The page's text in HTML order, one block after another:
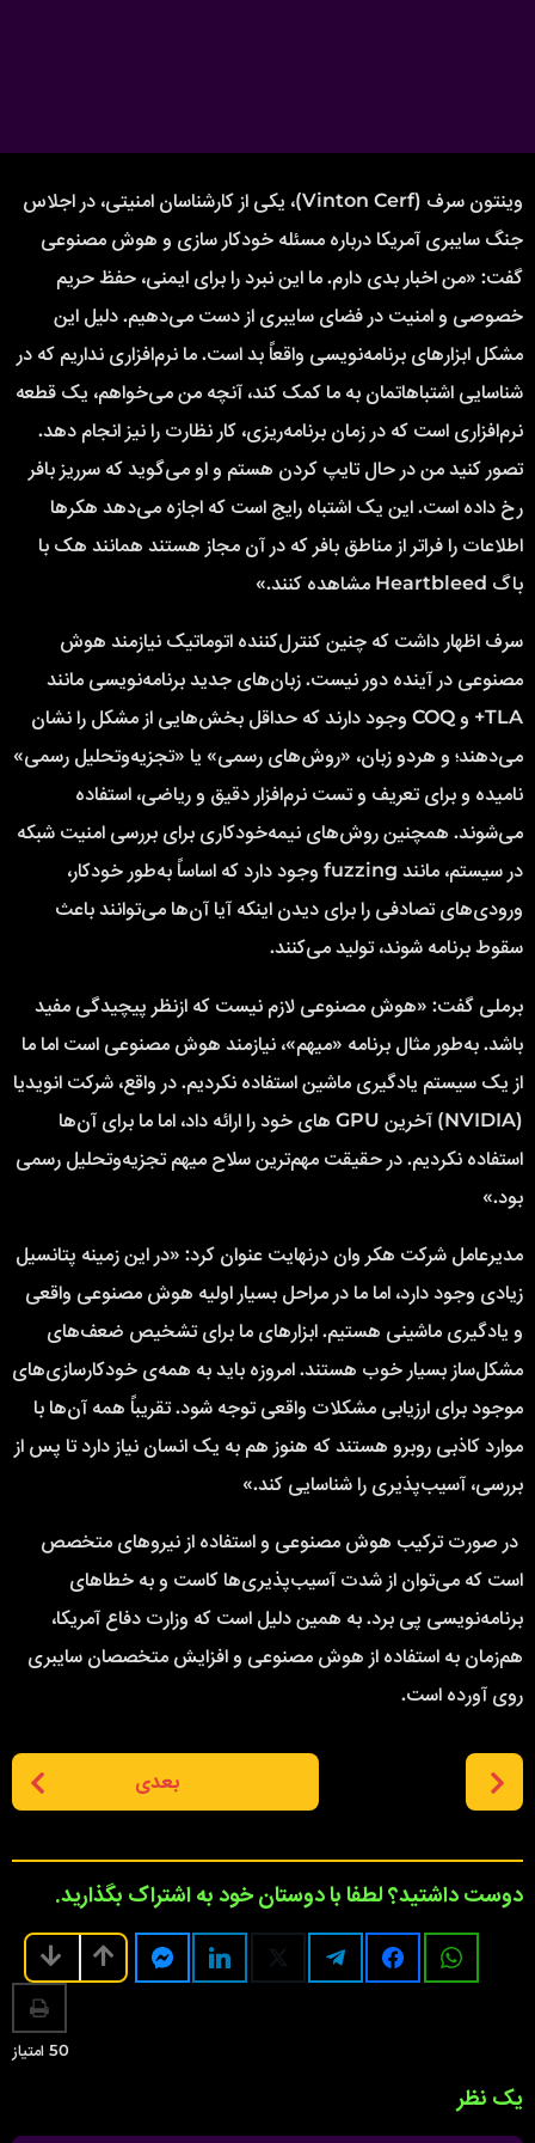
وینتون سرف (Vinton Cerf)، یکی از کارشناسان امنیتی، در اجلاس
جنگ سایبری آمریکا درباره مسئله خودکار سازی و هوش مصنوعی
گفت: «من اخبار بدی دارم. ما این نبرد را برای ایمنی، حفظ حریم
خصوصی و امنیت در فضای سایبری از دست می‌دهیم. دلیل این
مشکل ابزارهای برنامه‌نویسی واقعاً بد است. ما نرم‌افزاری نداریم که در
شناسایی اشتباهاتمان به ما کمک کند، آنچه من می‌خواهم، یک قطعه
نرم‌افزاری است که در زمان برنامه‌ریزی، کار نظارت را نیز انجام دهد.
تصور کنید من در حال تایپ کردن هستم و او می‌گوید که سرریز بافر
رخ داده است. این یک اشتباه رایج است که اجازه می‌دهد هکرها
اطلاعات را فراتر از مناطق بافر که در آن مجاز هستند همانند هک با
باگ Heartbleed مشاهده کنند.»
سرف اظهار داشت که چنین کنترل‌کننده اتوماتیک نیازمند هوش
مصنوعی در آینده دور نیست. زبان‌های جدید برنامه‌نویسی مانند
TLA+ و COQ وجود دارند که حداقل بخش‌هایی از مشکل را نشان
می‌دهند؛ و هردو زبان، «روش‌های رسمی» یا «تجزیه‌وتحلیل رسمی»
نامیده و برای تعریف و تست نرم‌افزار دقیق و ریاضی، استفاده
می‌شوند. همچنین روش‌های نیمه‌خودکاری برای بررسی امنیت شبکه
در سیستم، مانند fuzzing وجود دارد که اساساً به‌طور خودکار،
ورودی‌های تصادفی را برای دیدن اینکه آیا آن‌ها می‌توانند باعث
سقوط برنامه شوند، تولید می‌کنند.
برملی گفت: «هوش مصنوعی لازم نیست که ازنظر پیچیدگی مفید
باشد. به‌طور مثال برنامه «میهم»، نیازمند هوش مصنوعی است اما ما
از یک سیستم یادگیری ماشین استفاده نکردیم. در واقع، شرکت انویدیا
(NVIDIA) آخرین GPU های خود را ارائه داد، اما ما برای آن‌ها
استفاده نکردیم. در حقیقت مهم‌ترین سلاح میهم تجزیه‌وتحلیل رسمی
بود.»
مدیرعامل شرکت هکر وان درنهایت عنوان کرد: «در این زمینه پتانسیل
زیادی وجود دارد، اما ما در مراحل بسیار اولیه هوش مصنوعی واقعی
و یادگیری ماشینی هستیم. ابزارهای ما برای تشخیص ضعف‌های
مشکل‌ساز بسیار خوب هستند. امروزه باید به همه‌ی خودکارسازی‌های
موجود برای ارزیابی مشکلات واقعی توجه شود. تقریباً همه آن‌ها با
موارد کاذبی روبرو هستند که هنوز هم به یک انسان نیاز دارد تا پس از
بررسی، آسیب‌پذیری را شناسایی کند.»
در صورت ترکیب هوش مصنوعی و استفاده از نیروهای متخصص
است که می‌توان از شدت آسیب‌پذیری‌ها کاست و به خطاهای
برنامه‌نویسی پی برد. به همین دلیل است که وزارت دفاع آمریکا،
هم‌زمان به استفاده از هوش مصنوعی و افزایش متخصصان سایبری
روی آورده است.
P
o
t
P
t
i
بعدی
دوست داشتید؟ لطفا با دوستان خود به اشتراک بگذارید.
50 امتیاز
یک نظر